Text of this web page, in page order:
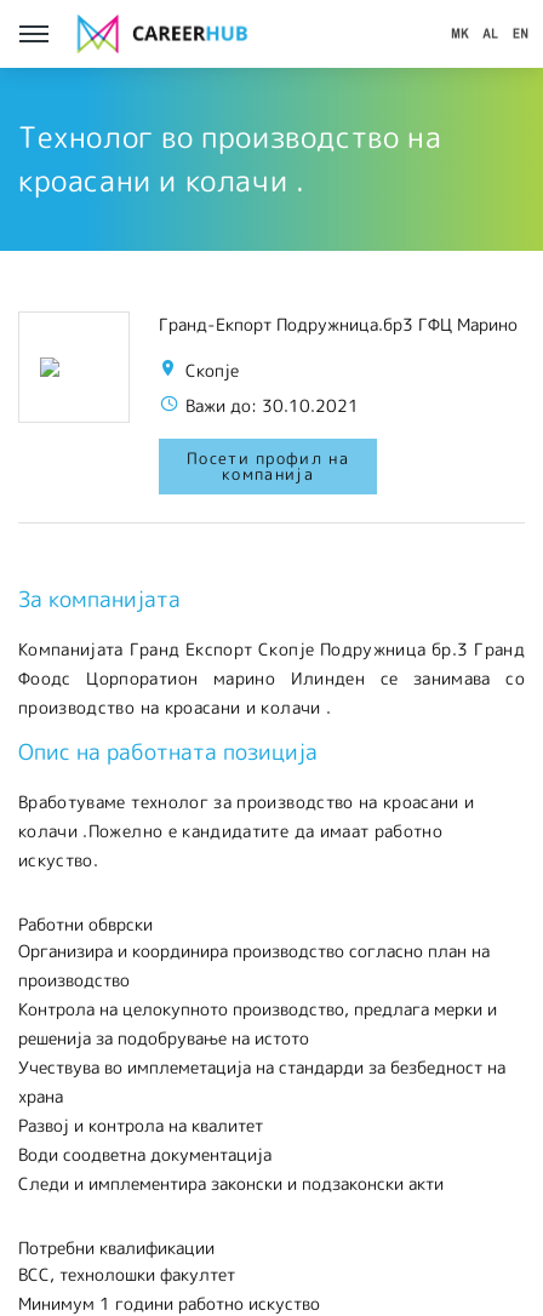
Технолог во производство на
кроасани и колачи .
Гранд-Екпорт Подружница.бр3 ГФЦ Марино
Скопје
Важи до: 30.10.2021
Посети профил на
компанија
За компанијата
Компанијата Гранд Експорт Скопје Подружница бр.3 Гранд
Фоодс Цорпоратион марино Илинден се занимава со
производство на кроасани и колачи .
Опис на работната позиција
Вработуваме технолог за производство на кроасани и
колачи .Пожелно е кандидатите да имаат работно
искуство.
Работни обврски
Организира и координира производство согласно план на
производство
Контрола на целокупното производство, предлага мерки и
решенија за подобрување на истото
Учествува во имплеметација на стандарди за безбедност на
храна
Развој и контрола на квалитет
Води соодветна документација
Следи и имплементира законски и подзаконски акти
Потребни квалификации
ВСС, технолошки факултет
Минимум 1 години работно искуство